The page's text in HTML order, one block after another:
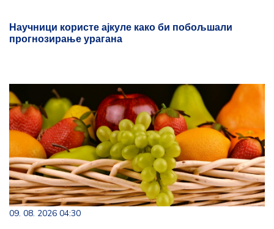
Научници користе ајкуле како би побољшали
прогнозирање урагана
09. 08. 2026 04:30